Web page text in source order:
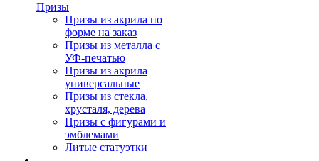
Призы
Призы из акрила по
форме на заказ
Призы из металла с
УФ-печатью
Призы из акрила
универсальные
Призы из стекла,
хрусталя, дерева
Призы с фигурами и
эмблемами
Литые статуэтки